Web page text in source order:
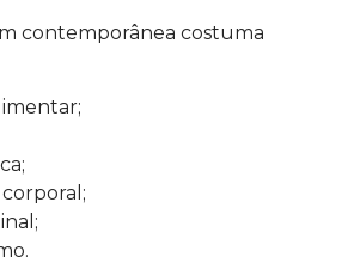
contemporânea costuma